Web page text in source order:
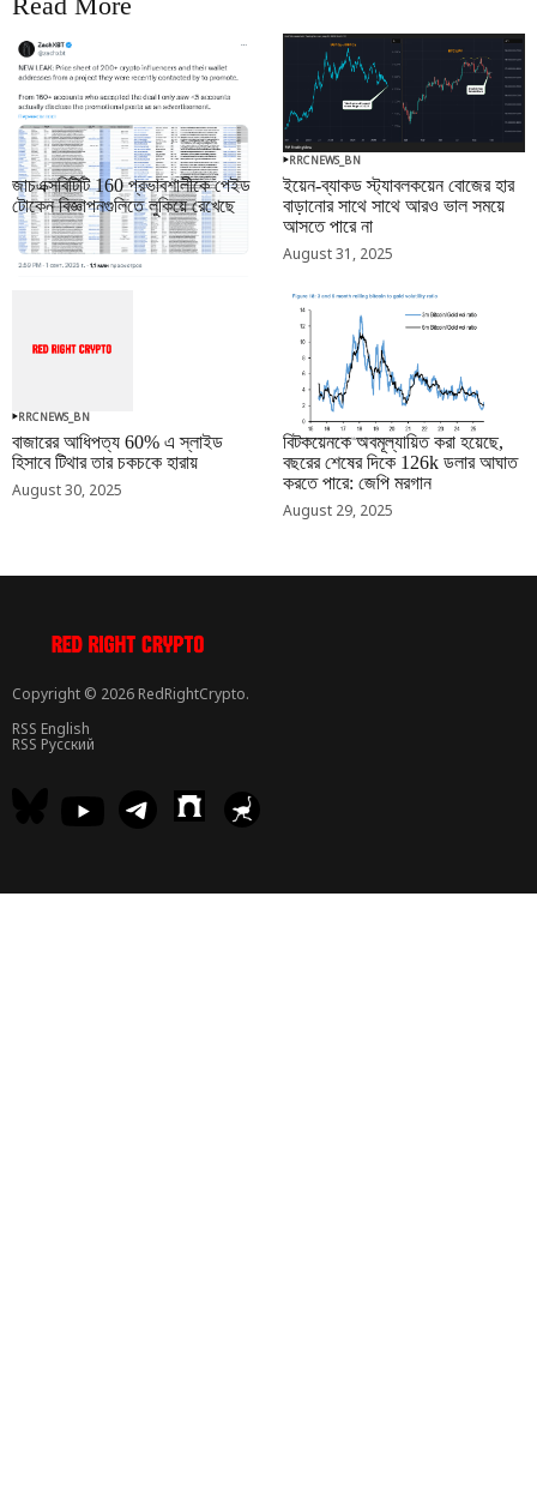
RRCNEWS_BN
জাচএক্সবিটিটি 160 প্রভাবশালীকে পেইড
টোকেন বিজ্ঞাপনগুলিতে লুকিয়ে রেখেছে
September 01, 2025
RRCNEWS_BN
ইয়েন-ব্যাকড স্ট্যাবলকয়েন বোজের হার
বাড়ানোর সাথে সাথে আরও ভাল সময়ে
আসতে পারে না
August 31, 2025
RRCNEWS_BN
বাজারের আধিপত্য 60% এ স্লাইড
হিসাবে টিথার তার চকচকে হারায়
August 30, 2025
RRCNEWS_BN
বিটকয়েনকে অবমূল্যায়িত করা হয়েছে,
বছরের শেষের দিকে 126k ডলার আঘাত
করতে পারে: জেপি মরগান
August 29, 2025
Copyright © 2026 RedRightCrypto.
RSS English
RSS Русский